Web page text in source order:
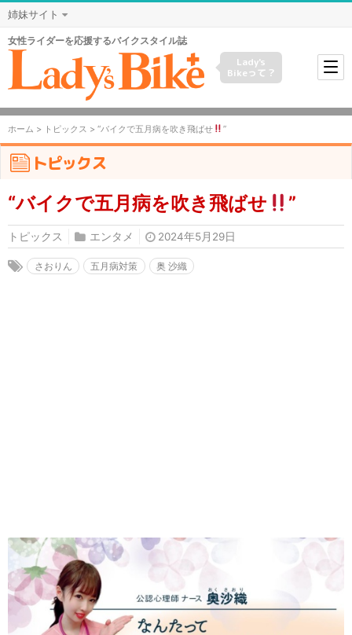
姉妹サイト
女性ライダーを応援するバイクスタイル誌
Lady's
Bikeって？
ホーム > トピックス > “バイクで五月病を吹き飛ばせ ”
トピックス
“バイクで五月病を吹き飛ばせ ”
トピックス エンタメ 2024年5月29日
さおりん 五月病対策 奥 沙織